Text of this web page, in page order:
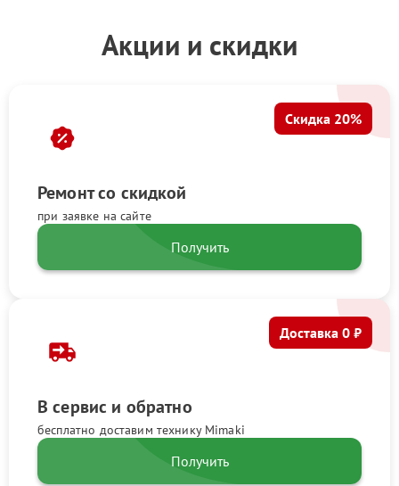
Акции и скидки
Ремонт со скидкой
при заявке на сайте
Скидка 20%
Получить
В сервис и обратно
бесплатно доставим технику Mimaki
Доставка 0 ₽
Получить